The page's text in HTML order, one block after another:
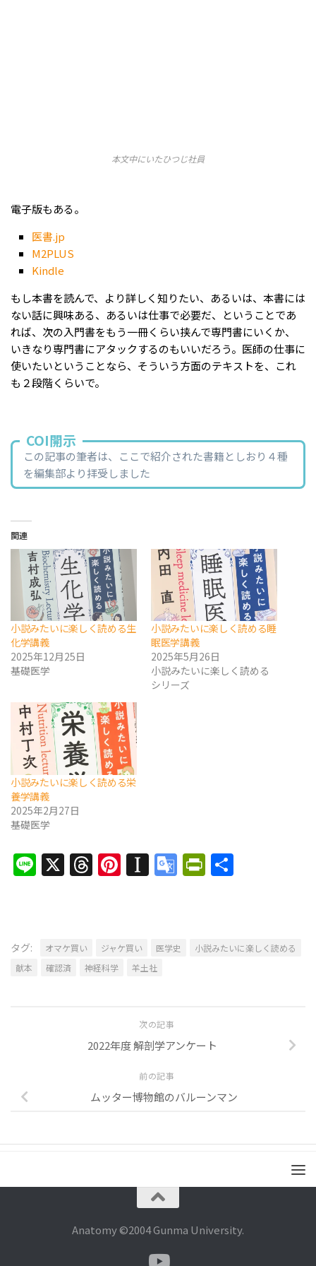
本文中にいたひつじ社員
電子版もある。
医書.jp
M2PLUS
Kindle
もし本書を読んで、より詳しく知りたい、あるいは、本書には
ない話に興味ある、あるいは仕事で必要だ、ということであ
れば、次の入門書をもう一冊くらい挟んで専門書にいくか、
いきなり専門書にアタックするのもいいだろう。医師の仕事に
使いたいということなら、そういう方面のテキストを、これ
も２段階くらいで。
COI開示
この記事の筆者は、ここで紹介された書籍としおり４種
を編集部より拝受しました
関連
小説みたいに楽しく読める生
化学講義
2025年12月25日
基礎医学
小説みたいに楽しく読める睡
眠医学講義
2025年5月26日
小説みたいに楽しく読める
シリーズ
小説みたいに楽しく読める栄
養学講義
2025年2月27日
基礎医学
Line
X Threads
Pinterest
Instapaper
Google
タグ: オマケ買い ジャケ買い 医学史
小説みたいに楽しく読める
献本
確認済 神経科学 羊土社
次の記事
2022年度 解剖学アンケート
前の記事
ムッター博物館のバルーンマン
Anatomy ©2004 Gunma University.